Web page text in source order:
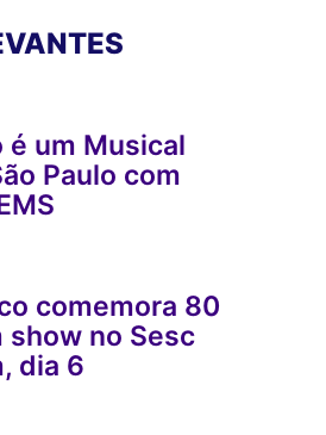
é um Musical
Paulo com
comemora 80
show no Sesc
dia 6